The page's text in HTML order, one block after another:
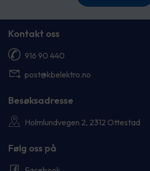
Kontakt oss
916 90 440
post@kbelektro.no
Besøksadresse
Holmlundvegen 2, 2312 Ottestad
Følg oss på